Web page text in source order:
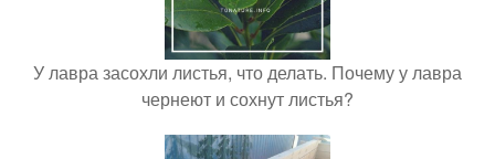
У лавра засохли листья, что делать. Почему у лавра
чернеют и сохнут листья?